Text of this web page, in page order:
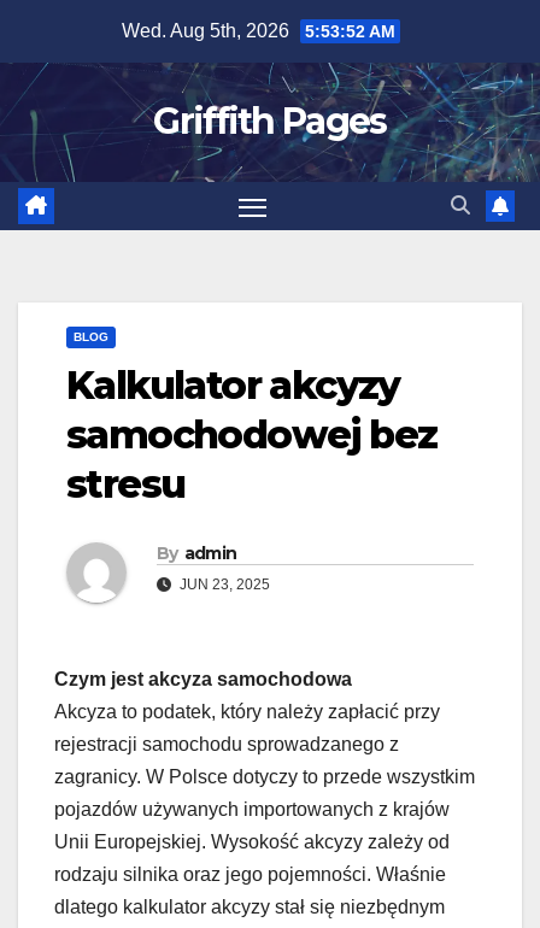
content
Wed. Aug 5th, 2026 5:53:52 AM
Griffith Pages
BLOG
Kalkulator akcyzy
samochodowej bez
stresu
By admin
JUN 23, 2025
Czym jest akcyza samochodowa
Akcyza to podatek, który należy zapłacić przy
rejestracji samochodu sprowadzanego z
zagranicy. W Polsce dotyczy to przede wszystkim
pojazdów używanych importowanych z krajów
Unii Europejskiej. Wysokość akcyzy zależy od
rodzaju silnika oraz jego pojemności. Właśnie
dlatego kalkulator akcyzy stał się niezbędnym